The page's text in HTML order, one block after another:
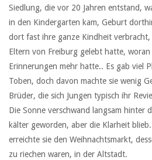
Siedlung, die vor 20 Jahren entstand,
in den Kindergarten kam, Geburt
dort fast ihre ganze Kindheit
Eltern von Freiburg gelebt hatte,
Erinnerungen mehr hatte.. Es gab viel
Toben, doch davon machte sie wenig
Brüder, die sich Jungen typisch ihr
Die Sonne verschwand langsam hinter
kälter geworden, aber die Klarheit
erreichte sie den Weihnachtsmarkt,
zu riechen waren, in der Altstadt.